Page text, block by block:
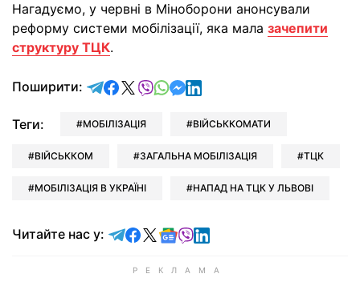
Нагадуємо, у червні в Міноборони анонсували
реформу системи мобілізації, яка мала зачепити
структуру ТЦК.
Поширити: відправити у Telegram
поділитись у Facebook
поділитись у X
відправити у Viber
відправити у Whatsapp
відправити у Messenger
відправити у LinkedIn
Теги: МОБІЛІЗАЦІЯ ВІЙСЬККОМАТИ
ВІЙСЬККОМ ЗАГАЛЬНА МОБІЛІЗАЦІЯ ТЦК
МОБІЛІЗАЦІЯ В УКРАЇНІ НАПАД НА ТЦК У ЛЬВОВІ
Читайте нас у: Читайте у Telegram
Читайте у Facebook
Читайте у X
Читайте у Google news
Читайте у Viber
Читайте у LinkedIn